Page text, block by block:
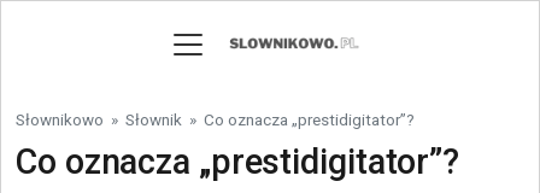
Słownikowo » Słownik » Co oznacza „prestidigitator”?
Co oznacza „prestidigitator”?